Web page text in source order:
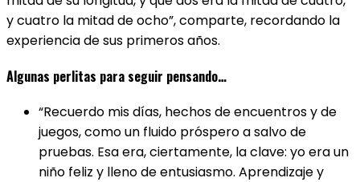
y cuatro la mitad de ocho”, comparte, recordando la
experiencia de sus primeros años.
Algunas perlitas para seguir pensando…
“Recuerdo mis días, hechos de encuentros y de
juegos, como un fluido próspero a salvo de
pruebas. Esa era, ciertamente, la clave: yo era un
niño feliz y lleno de entusiasmo. Aprendizaje y